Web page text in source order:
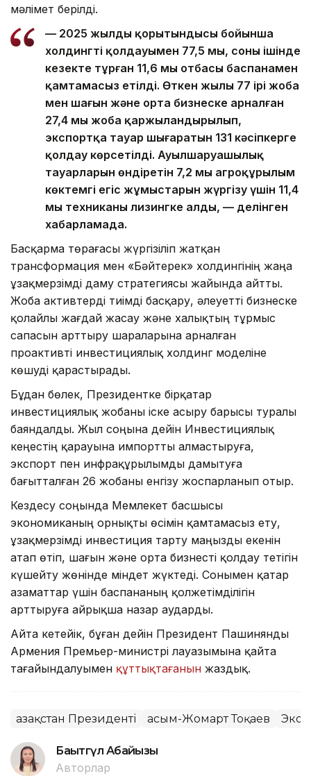
мәлімет берілді.
— 2025 жылдың қорытындысы бойынша
холдингтің қолдауымен 77,5 мың, соның ішінде
кезекте тұрған 11,6 мың отбасы баспанамен
қамтамасыз етілді. Өткен жылы 77 ірі жоба
мен шағын және орта бизнеске арналған
27,4 мың жоба қаржыландырылып,
экспортқа тауар шығаратын 131 кәсіпкерге
қолдау көрсетілді. Ауылшаруашылық
тауарларын өндіретін 7,2 мың агроқұрылым
көктемгі егіс жұмыстарын жүргізу үшін 11,4
мың техниканы лизингке алды, — делінген
хабарламада.
Басқарма төрағасы жүргізіліп жатқан
трансформация мен «Бәйтерек» холдингінің жаңа
ұзақмерзімді даму стратегиясы жайында айтты.
Жоба активтерді тиімді басқару, әлеуетті бизнеске
қолайлы жағдай жасау және халықтың тұрмыс
сапасын арттыру шараларына арналған
проактивті инвестициялық холдинг моделіне
көшуді қарастырады.
Бұдан бөлек, Президентке бірқатар
инвестициялық жобаны іске асыру барысы туралы
баяндалды. Жыл соңына дейін Инвестициялық
кеңестің қарауына импортты алмастыруға,
экспорт пен инфрақұрылымды дамытуға
бағытталған 26 жобаны енгізу жоспарланып отыр.
Кездесу соңында Мемлекет басшысы
экономиканың орнықты өсімін қамтамасыз ету,
ұзақмерзімді инвестиция тарту маңызды екенін
атап өтіп, шағын және орта бизнесті қолдау тетігін
күшейту жөнінде міндет жүктеді. Сонымен қатар
азаматтар үшін баспананың қолжетімділігін
арттыруға айрықша назар аударды.
Айта кетейік, бұған дейін Президент Пашинянды
Армения Премьер-министрі лауазымына қайта
тағайындалуымен құттықтағанын жаздық.
Қазақстан Президенті Қасым-Жомарт Тоқаев
Бақытгүл Абайқызы
Авторлар